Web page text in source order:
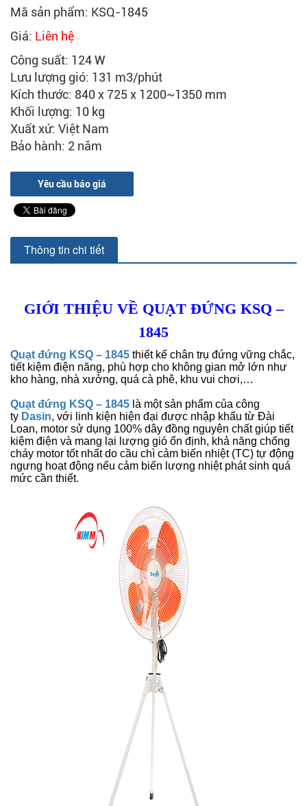
Mã sản phẩm: KSQ-1845
Giá: Liên hệ
Công suất: 124 W
Lưu lượng gió: 131 m3/phút
Kích thước: 840 x 725 x 1200~1350 mm
Khối lượng: 10 kg
Xuất xứ: Việt Nam
Bảo hành: 2 năm
Yêu cầu báo giá
Thông tin chi tiết
GIỚI THIỆU VỀ QUẠT ĐỨNG KSQ –
1845
Quạt đứng KSQ – 1845 thiết kế chân trụ đứng vững chắc,
tiết kiệm điện năng, phù hợp cho không gian mở lớn như
kho hàng, nhà xưởng, quá cà phê, khu vui chơi,…
Quạt đứng KSQ – 1845 là một sản phẩm của công
ty Dasin, với linh kiện hiện đại được nhập khẩu từ Đài
Loan, motor sử dụng 100% dây đồng nguyên chất giúp tiết
kiệm điện và mang lại lượng gió ổn định, khả năng chống
cháy motor tốt nhất do cầu chì cảm biến nhiệt (TC) tự động
ngưng hoạt động nếu cảm biến lượng nhiệt phát sinh quá
mức cần thiết.